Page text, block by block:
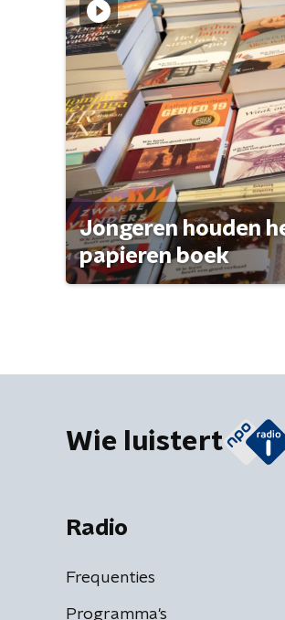
Jongeren houden
papieren boek
Wie luistert
Radio
Frequenties
Programma's